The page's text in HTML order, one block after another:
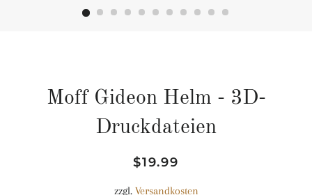
Moff Gideon Helm - 3D-
Druckdateien
Normaler
Sonderpreis
$19.99
zzgl. Versandkosten